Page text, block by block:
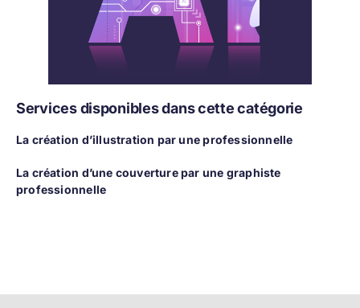
Services disponibles dans cette catégorie
La création d’illustration par une professionnelle
La création d’une couverture par une graphiste
professionnelle